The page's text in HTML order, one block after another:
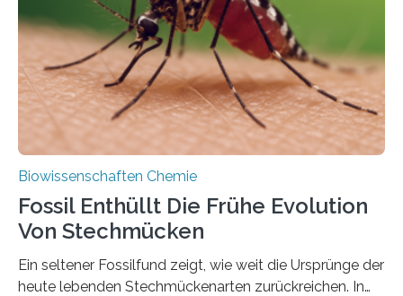
Süßwasseralge Coleochaetophyceae. Einige Arten
dieser Gruppe bilden aus Zellfäden dichte Geflechte
mit scheibenförmiger Gestalt. Was auffällig ist: Die
nächsten…
Biowissenschaften Chemie
Fossil Enthüllt Die Frühe Evolution
Von Stechmücken
Ein seltener Fossilfund zeigt, wie weit die Ursprünge der
heute lebenden Stechmückenarten zurückreichen. In